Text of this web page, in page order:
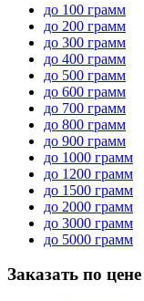
до 100 грамм
до 200 грамм
до 300 грамм
до 400 грамм
до 500 грамм
до 600 грамм
до 700 грамм
до 800 грамм
до 900 грамм
до 1000 грамм
до 1200 грамм
до 1500 грамм
до 2000 грамм
до 3000 грамм
до 5000 грамм
Заказать по цене